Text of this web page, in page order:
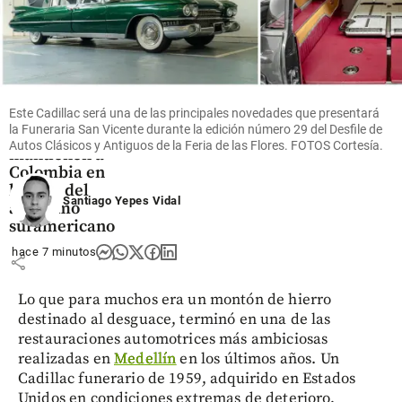
Los récords
que
mantienen a
Colombia en
la élite del
atletismo
suramericano
share
Este Cadillac será una de las principales novedades que presentará
la Funeraria San Vicente durante la edición número 29 del Desfile de
Autos Clásicos y Antiguos de la Feria de las Flores. FOTOS Cortesía.
Santiago Yepes Vidal
hace 7 minutos
Lo que para muchos era un montón de hierro
destinado al desguace, terminó en una de las
restauraciones automotrices más ambiciosas
realizadas enMedellínen los últimos años. Un
Cadillac funerario de 1959, adquirido en Estados